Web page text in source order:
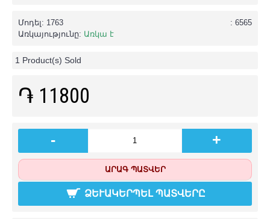
: 6565
Մոդել: 1763
Առկայությունը: Առկա է
1 Product(s) Sold
֏ 11800
- +
ԱՐԱԳ ՊԱՏՎԵՐ
ՁԵՒԱԿԵՐՊԵԼ ՊԱՏՎԵՐԸ